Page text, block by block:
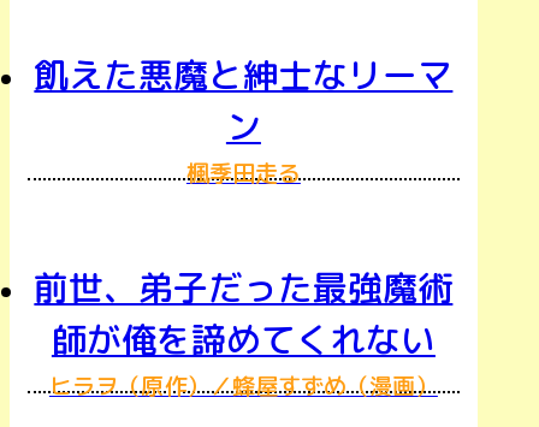
飢えた悪魔と紳士なリーマ
ン
楓季田走る
前世、弟子だった最強魔術
師が俺を諦めてくれない
ヒラヲ（原作）／蜂屋すずめ（漫画）